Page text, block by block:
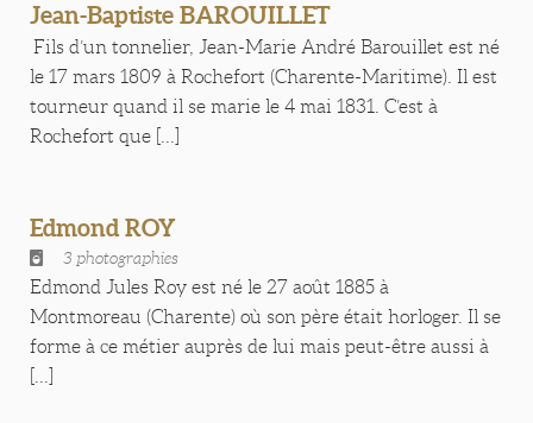
Jean-Baptiste BAROUILLET
Fils d’un tonnelier, Jean-Marie André Barouillet est né
le 17 mars 1809 à Rochefort (Charente-Maritime). Il est
tourneur quand il se marie le 4 mai 1831. C’est à
Rochefort que [...]
Edmond ROY
3 photographies
Edmond Jules Roy est né le 27 août 1885 à
Montmoreau (Charente) où son père était horloger. Il se
forme à ce métier auprès de lui mais peut-être aussi à